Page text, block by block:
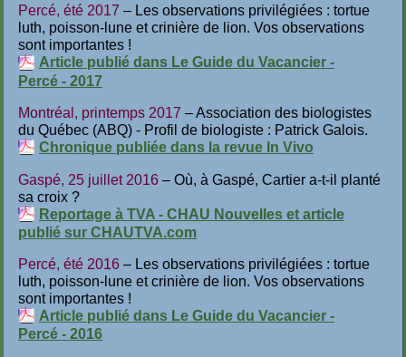
Percé, été 2017 – Les observations privilégiées : tortue
luth, poisson-lune et crinière de lion. Vos observations
sont importantes !
Article publié dans Le Guide du Vacancier -
Percé - 2017
Montréal, printemps 2017 – Association des biologistes
du Québec (ABQ) - Profil de biologiste : Patrick Galois.
Chronique publiée dans la revue In Vivo
Gaspé, 25 juillet 2016 – Où, à Gaspé, Cartier a-t-il planté
sa croix ?
Reportage à TVA - CHAU Nouvelles et article
publié sur CHAUTVA.com
Percé, été 2016 – Les observations privilégiées : tortue
luth, poisson-lune et crinière de lion. Vos observations
sont importantes !
Article publié dans Le Guide du Vacancier -
Percé - 2016